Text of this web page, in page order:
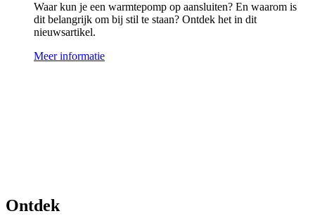
Waar kun je een warmtepomp op aansluiten? En waarom is
dit belangrijk om bij stil te staan? Ontdek het in dit
nieuwsartikel.
Meer informatie
Ontdek